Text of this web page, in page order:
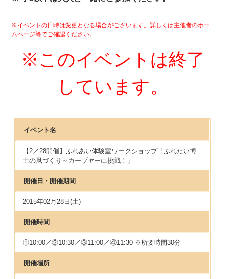
※イベントの日時は変更となる場合がございます。詳しくは主催者のホー
ムページ等でご確認ください。
※このイベントは終了
しています。
イベント名
【2／28開催】ふれあい体験室ワークショップ「ふれたい博
士の凧づくり～カーブヤーに挑戦！」
開催日・開催期間
2015年02月28日(土)
開催時間
①10:00／②10:30／③11:00／④11:30 ※所要時間30分
開催場所